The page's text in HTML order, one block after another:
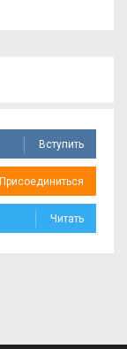
Вступить
Присоединиться
Читать